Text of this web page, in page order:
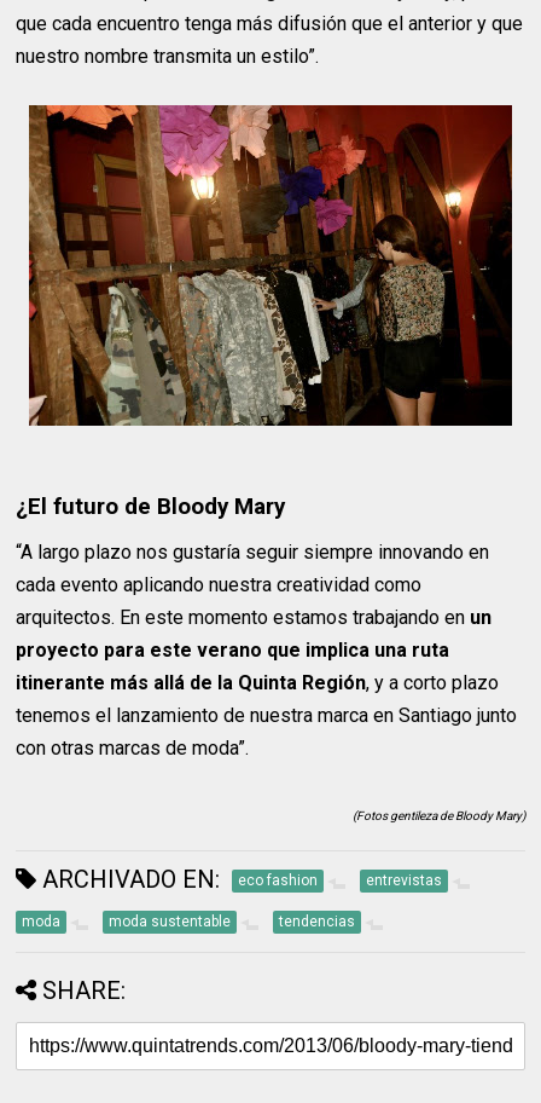
que cada encuentro tenga más difusión que el anterior y que
nuestro nombre transmita un estilo”.
¿El futuro de Bloody Mary
“A largo plazo nos gustaría seguir siempre innovando en
cada evento aplicando nuestra creatividad como
arquitectos. En este momento estamos trabajando en un
proyecto para este verano que implica una ruta
itinerante más allá de la Quinta Región, y a corto plazo
tenemos el lanzamiento de nuestra marca en Santiago junto
con otras marcas de moda”.
(Fotos gentileza de Bloody Mary)
ARCHIVADO EN: eco fashion entrevistas
moda moda sustentable tendencias
SHARE: